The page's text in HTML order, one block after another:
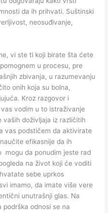
da ih prihvati. Suštinski
neosuđivanje,
vi ste ti koji birate šta ćete
u procesu, pre
zbivanja, u razumevanju
onih koja su bolna,
Kroz razgovor i
vodim u to istraživanje
vaših doživljaja iz različitih
vas podstičem da aktivirate
efikasnije da ih
mogu da ponudim jeste rad
na život koji će voditi
sebe uprkos
imamo, da imate više vere
unutrašnji glas. Na
odnosi se na